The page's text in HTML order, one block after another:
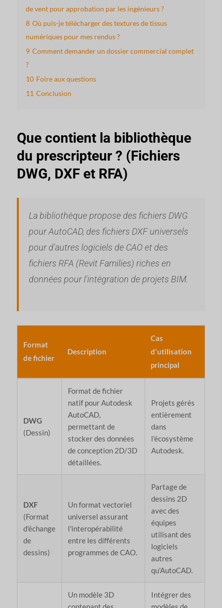
de vent pour approbation par les ingénieurs ?
8 Où puis-je télécharger des textures de tissus
numériques pour mes rendus ?
9 Comment demander un dossier commercial complet
?
10 Foire aux questions
11 Conclusion
Que contient la bibliothèque
du prescripteur ? (Fichiers
DWG, DXF et RFA)
La bibliothèque propose des fichiers DWG
pour AutoCAD, des fichiers DXF universels
pour d'autres logiciels de CAO et des
fichiers RFA (Revit Families) riches en
données pour l'intégration de projets BIM.
Format
de fichier
Description
Cas
d'utilisation
principal
DWG
(Dessin)
Format de fichier
natif pour Autodesk
AutoCAD,
permettant de
stocker des données
de conception 2D/3D
détaillées.
Projets gérés
entièrement
dans
l'écosystème
Autodesk.
DXF
(Format
d'échange
de
dessins)
Un format vectoriel
universel assurant
l'interopérabilité
entre les différents
programmes de CAO.
Partage de
dessins 2D
avec des
équipes
utilisant des
logiciels
autres
qu'AutoCAD.
Un modèle 3D
Intégrer des